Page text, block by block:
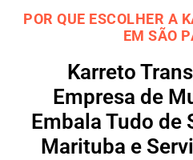
POR QUE ESCOLHER A
EM SÃO
Karreto
Empresa de
Embala Tudo de
Marituba e